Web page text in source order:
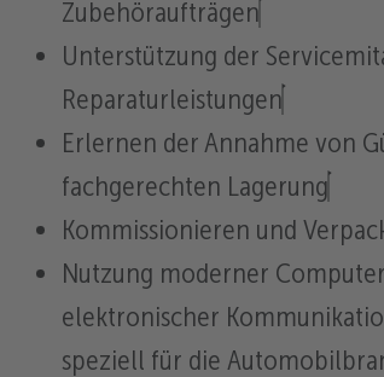
Zubehöraufträgen
Unterstützung der
Reparaturleistungen
Erlernen der Annahme von
fachgerechten Lagerung
Kommissionieren und
Nutzung moderner
elektronischer
speziell für die